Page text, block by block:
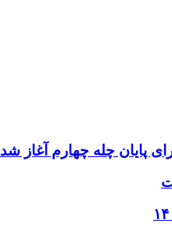
پایان چله چهارم آغاز شد